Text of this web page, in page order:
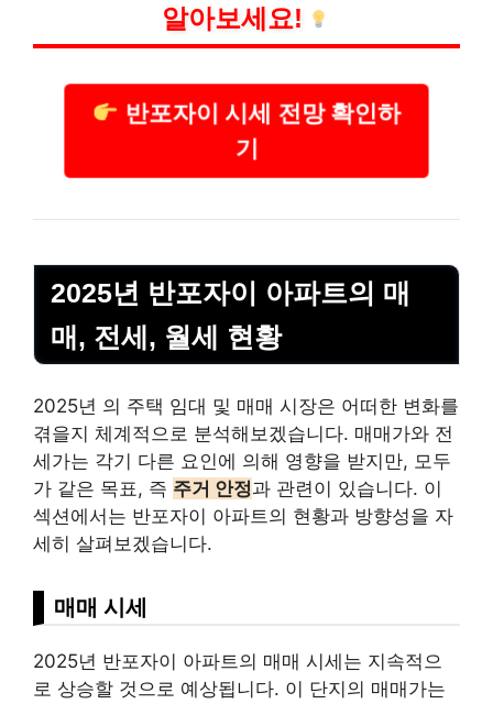
알아보세요!
반포자이 시세 전망 확인하
기
2025년 반포자이 아파트의 매
매, 전세, 월세 현황
2025년 의 주택 임대 및 매매 시장은 어떠한 변화를
겪을지 체계적으로 분석해보겠습니다. 매매가와 전
세가는 각기 다른 요인에 의해 영향을 받지만, 모두
가 같은 목표, 즉 주거 안정과 관련이 있습니다. 이
섹션에서는 반포자이 아파트의 현황과 방향성을 자
세히 살펴보겠습니다.
매매 시세
2025년 반포자이 아파트의 매매 시세는 지속적으
로 상승할 것으로 예상됩니다. 이 단지의 매매가는